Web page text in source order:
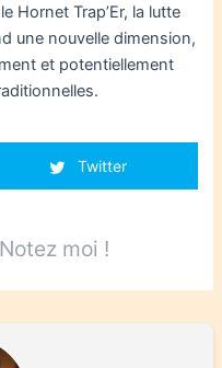
Hornet Trap’Er, la lutte
une nouvelle dimension,
et potentiellement
Twitter
Notez moi !